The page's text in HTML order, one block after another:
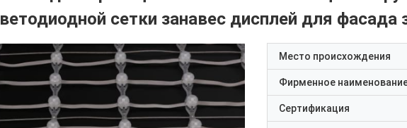
сетки занавес дисплей для фасада
Место происхождения
Фирменное
Сертификация